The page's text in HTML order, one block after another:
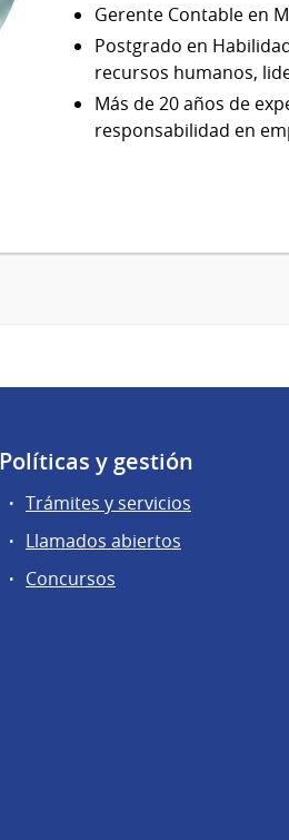
Gerente Contable en
Postgrado en
recursos humanos,
Más de 20 años de
responsabilidad en
Políticas y gestión
Trámites y servicios
Llamados abiertos
Concursos